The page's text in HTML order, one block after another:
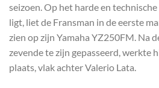
seizoen. Op het harde en
ligt, liet de Fransman in de eerste
zien op zijn Yamaha YZ250FM. Na
zevende te zijn gepasseerd, werkte
plaats, vlak achter Valerio Lata.